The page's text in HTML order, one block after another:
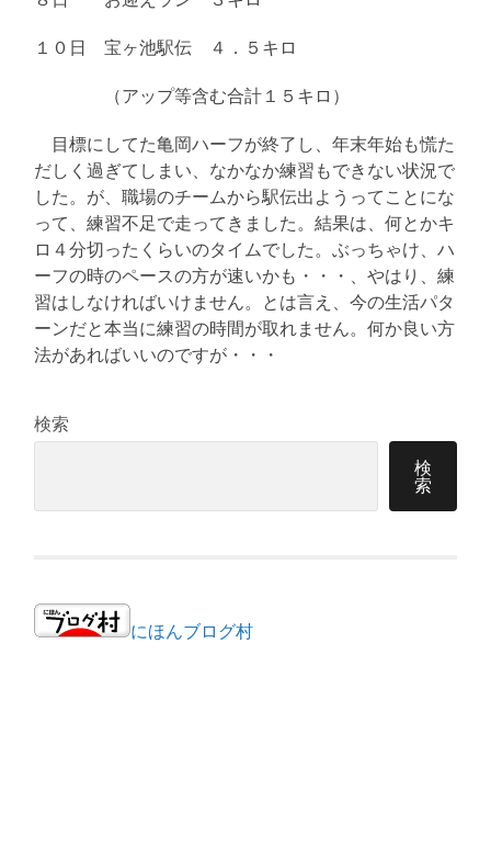
１０日 宝ヶ池駅伝 ４．５キロ
（アップ等含む合計１５キロ）
目標にしてた亀岡ハーフが終了し、年末年始も慌た
だしく過ぎてしまい、なかなか練習もできない状況で
した。が、職場のチームから駅伝出ようってことにな
って、練習不足で走ってきました。結果は、何とかキ
ロ４分切ったくらいのタイムでした。ぶっちゃけ、ハ
ーフの時のペースの方が速いかも・・・、やはり、練
習はしなければいけません。とは言え、今の生活パタ
ーンだと本当に練習の時間が取れません。何か良い方
法があればいいのですが・・・
検索
検
索
にほんブログ村